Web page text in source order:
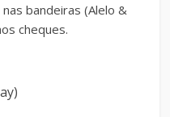
bandeiras (Alelo &
cheques.